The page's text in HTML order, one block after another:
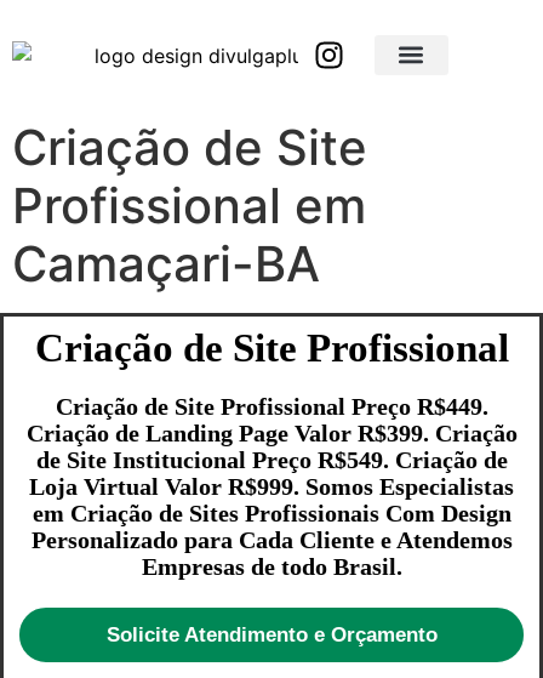
Criação de Site
Profissional em
Camaçari-BA
Criação de Site Profissional
Criação de Site Profissional Preço R$449.
Criação de Landing Page Valor R$399. Criação
de Site Institucional Preço R$549. Criação de
Loja Virtual Valor R$999. Somos Especialistas
em Criação de Sites Profissionais Com Design
Personalizado para Cada Cliente e Atendemos
Empresas de todo Brasil.
Solicite Atendimento e Orçamento